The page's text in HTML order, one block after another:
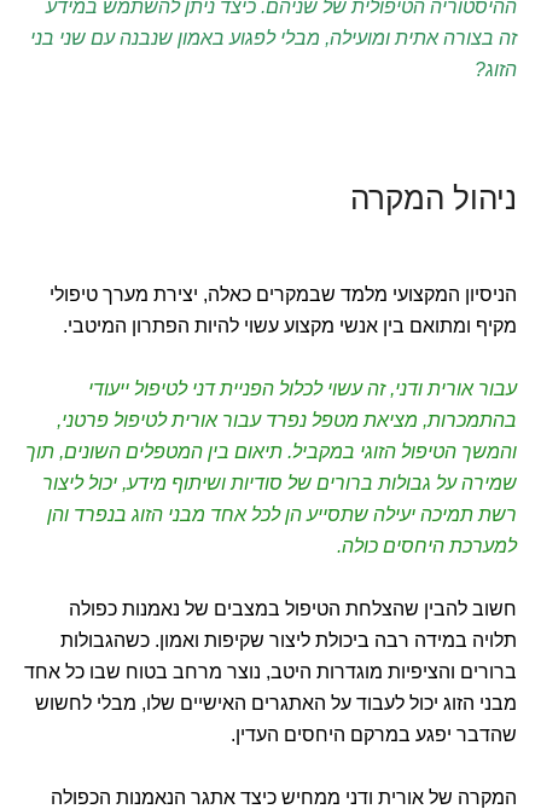
ההיסטוריה הטיפולית של שניהם. כיצד ניתן להשתמש במידע
זה בצורה אתית ומועילה, מבלי לפגוע באמון שנבנה עם שני בני
הזוג?
ניהול המקרה
הניסיון המקצועי מלמד שבמקרים כאלה, יצירת מערך טיפולי
מקיף ומתואם בין אנשי מקצוע עשוי להיות הפתרון המיטבי.
עבור אורית ודני, זה עשוי לכלול הפניית דני לטיפול ייעודי
בהתמכרות, מציאת מטפל נפרד עבור אורית לטיפול פרטני,
והמשך הטיפול הזוגי במקביל. תיאום בין המטפלים השונים, תוך
שמירה על גבולות ברורים של סודיות ושיתוף מידע, יכול ליצור
רשת תמיכה יעילה שתסייע הן לכל אחד מבני הזוג בנפרד והן
למערכת היחסים כולה.
חשוב להבין שהצלחת הטיפול במצבים של נאמנות כפולה
תלויה במידה רבה ביכולת ליצור שקיפות ואמון. כשהגבולות
ברורים והציפיות מוגדרות היטב, נוצר מרחב בטוח שבו כל אחד
מבני הזוג יכול לעבוד על האתגרים האישיים שלו, מבלי לחשוש
שהדבר יפגע במרקם היחסים העדין.
המקרה של אורית ודני ממחיש כיצד אתגר הנאמנות הכפולה